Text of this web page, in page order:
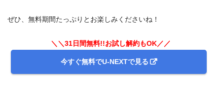
ぜひ、無料期間たっぷりとお楽しみくださいね！
＼＼31日間無料!!お試し解約もOK／／
今すぐ無料でU-NEXTで見る